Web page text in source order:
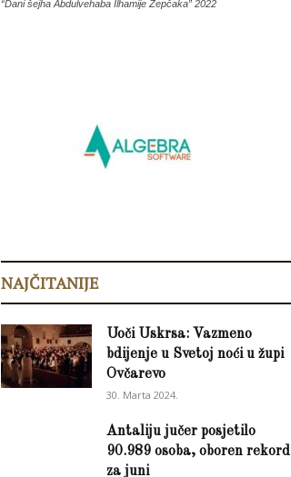
“Dani šejha Abdulvehaba Ilhamije Žepčaka” 2022
NAJČITANIJE
Uoči Uskrsa: Vazmeno
bdijenje u Svetoj noći u župi
Ovčarevo
30. Marta 2024.
Antaliju jučer posjetilo
90.989 osoba, oboren rekord
za juni